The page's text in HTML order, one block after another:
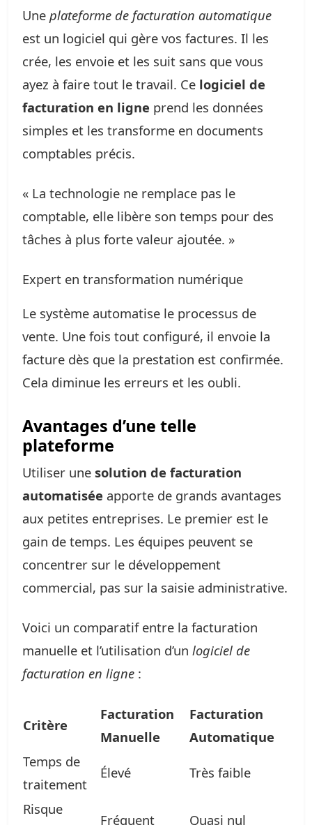
Une plateforme de facturation automatique
est un logiciel qui gère vos factures. Il les
crée, les envoie et les suit sans que vous
ayez à faire tout le travail. Ce logiciel de
facturation en ligne prend les données
simples et les transforme en documents
comptables précis.
« La technologie ne remplace pas le
comptable, elle libère son temps pour des
tâches à plus forte valeur ajoutée. »
Expert en transformation numérique
Le système automatise le processus de
vente. Une fois tout configuré, il envoie la
facture dès que la prestation est confirmée.
Cela diminue les erreurs et les oubli.
Avantages d’une telle
plateforme
Utiliser une solution de facturation
automatisée apporte de grands avantages
aux petites entreprises. Le premier est le
gain de temps. Les équipes peuvent se
concentrer sur le développement
commercial, pas sur la saisie administrative.
Voici un comparatif entre la facturation
manuelle et l’utilisation d’un logiciel de
facturation en ligne :
Critère
Facturation
Manuelle
Facturation
Automatique
Temps de
traitement
Élevé Très faible
Risque
Fréquent Quasi nul